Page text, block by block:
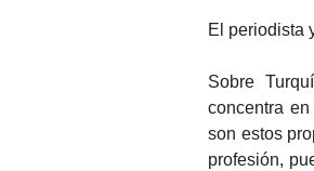
El periodista
Sobre
concentra
son estos
profesión,